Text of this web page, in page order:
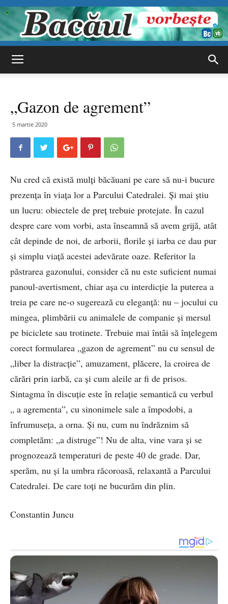
vorbește
„Gazon de agrement”
5 martie 2020
Nu cred că există mulți băcăuani pe care să nu-i bucure
prezența în viața lor a Parcului Catedralei. Și mai știu
un lucru: obiectele de preț trebuie protejate. În cazul
despre care vom vorbi, asta înseamnă să avem grijă, atât
cât depinde de noi, de arborii, florile și iarba ce dau pur
și simplu viață acestei adevărate oaze. Referitor la
păstrarea gazonului, consider că nu este suficient numai
panoul-avertisment, chiar așa cu interdicție la puterea a
treia pe care ne-o sugerează cu eleganță: nu – jocului cu
mingea, plimbării cu animalele de companie și mersul
pe biciclete sau trotinete. Trebuie mai întâi să înțelegem
corect formularea „gazon de agrement” nu cu sensul de
„liber la distracție”, amuzament, plăcere, la croirea de
cărări prin iarbă, ca și cum aleile ar fi de prisos.
Sintagma în discuție este în relație semantică cu verbul
„ a agrementa”, cu sinonimele sale a împodobi, a
înfrumuseța, a orna. Și nu, cum nu îndrăznim să
completăm: „a distruge”! Nu de alta, vine vara și se
prognozează temperaturi de peste 40 de grade. Dar,
sperăm, nu și la umbra răcoroasă, relaxantă a Parcului
Catedralei. De care toți ne bucurăm din plin.
Constantin Juncu